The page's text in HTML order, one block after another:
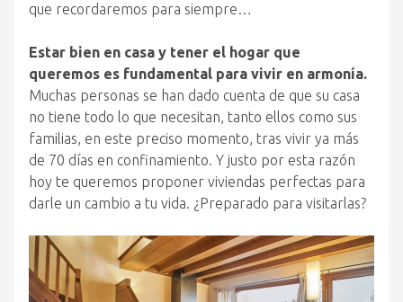
que recordaremos para siempre…
Estar bien en casa y tener el hogar que
queremos es fundamental para vivir en armonía.
Muchas personas se han dado cuenta de que su casa
no tiene todo lo que necesitan, tanto ellos como sus
familias, en este preciso momento, tras vivir ya más
de 70 días en confinamiento. Y justo por esta razón
hoy te queremos proponer viviendas perfectas para
darle un cambio a tu vida. ¿Preparado para visitarlas?